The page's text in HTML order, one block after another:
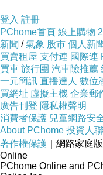
登入 註冊
PChome首頁 線上購物
新聞 /氣象 股市 個人新
買賣租屋 支付連 國際連
買車 旅行團 汽車險推薦
一元簡訊 直播達人 數位
買網址 虛擬主機 企業郵
廣告刊登 隱私權聲明
消費者保護 兒童網路安
About PChome 投資人
著作權保護 ｜網路家庭
Online
PChome Online and